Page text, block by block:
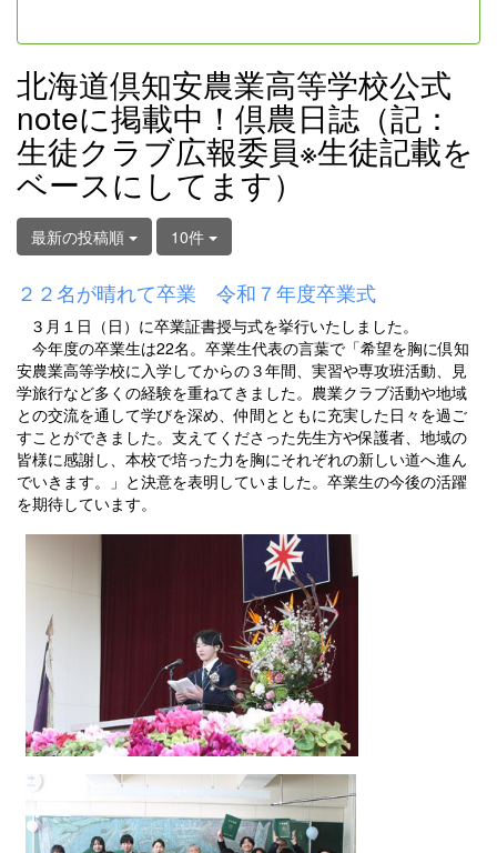
北海道倶知安農業高等学校公式
noteに掲載中！倶農日誌（記：
生徒クラブ広報委員※生徒記載を
ベースにしてます）
最新の投稿順 10件
２２名が晴れて卒業 令和７年度卒業式
３月１日（日）に卒業証書授与式を挙行いたしました。
今年度の卒業生は22名。卒業生代表の言葉で「希望を胸に倶知
安農業高等学校に入学してからの３年間、実習や専攻班活動、見
学旅行など多くの経験を重ねてきました。農業クラブ活動や地域
との交流を通して学びを深め、仲間とともに充実した日々を過ご
すことができました。支えてくださった先生方や保護者、地域の
皆様に感謝し、本校で培った力を胸にそれぞれの新しい道へ進ん
でいきます。」と決意を表明していました。卒業生の今後の活躍
を期待しています。